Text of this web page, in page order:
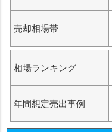
売却相場帯
相場ランキング
年間想定売出事例